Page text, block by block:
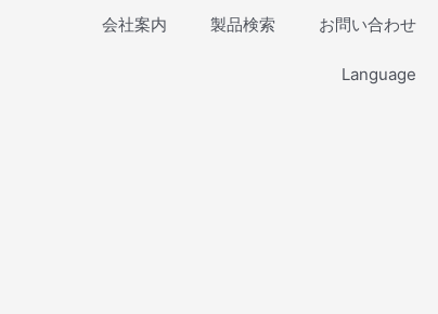
会社案内 製品検索 お問い合わせ
Language